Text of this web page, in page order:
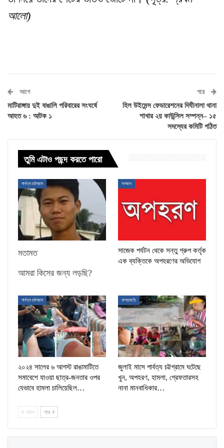
আলো)
আগে
মাটিরাঙ্গায় দুই বাঙালি পরিবারের সংঘর্ষে
আহত ৬ : আটক ১
পরে
হিল উইমেন্স ফেডারেশনের দিঘীনালা থানা
শাখার ২য় কাউন্সিল সম্পন্ন– ১৫
সদস্যের কমিটি গঠিত
তুমি এটাও পছন্দ করতে পারো
পার্বত্য চট্টগ্রাম
মতামত
আমরা কিসের জন্য লড়ছি?
অপরাধ
সাজেক পর্যটন থেকে সন্তু গ্রুপ কর্তৃক
এক ব্যক্তিকে অপহরণের অভিযোগ
পার্বত্য চট্টগ্রাম
২০২৪ সালের ৬ আগস্ট রাঙামাটিতে
সমাবেশে যাওয়া ছাত্র-জনতার ওপর
যেভাবে হামলা চালিয়েছিল…
খাগড়াছড়ি
জুলাই মাসে পার্বত্য চট্টগ্রামে ঘটেছে
খুন, অপহরণ, হামলা, গ্রেফতারসহ
নানা মানবাধিকার…
আগে পরে